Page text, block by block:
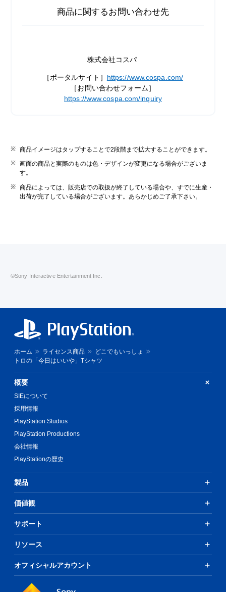
商品に関するお問い合わせ先
株式会社コスパ
［ポータルサイト］ https://www.cospa.com/
［お問い合わせフォーム］
https://www.cospa.com/inquiry
商品イメージはタップすることで2段階まで拡大することができます。
画面の商品と実際のものは色・デザインが変更になる場合がございま
す。
商品によっては、販売店での取扱が終了している場合や、すでに生産・
出荷が完了している場合がございます。あらかじめご了承下さい。
©Sony Interactive Entertainment Inc.
ホーム ライセンス商品
どこでもいっしょ
トロの「今日はいいや」Tシャツ
概要
SIEについて
採用情報
PlayStation Studios
PlayStation Productions
会社情報
PlayStationの歴史
製品
価値観
サポート
リソース
オフィシャルアカウント